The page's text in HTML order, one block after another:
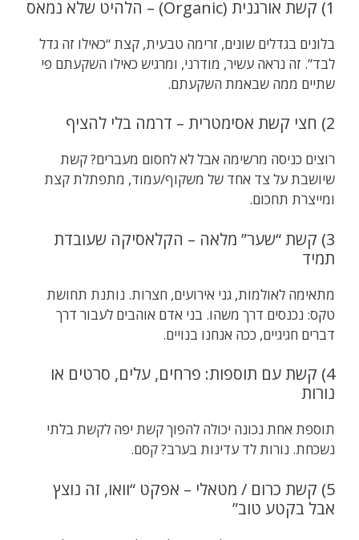
1) קשת אורגנית (Organic) – הלהיט שלא נמאס
בלונים בגדלים שונים, זרימה טבעית, קצת “כאילו זה גדל
לבד”. זה נראה עשיר, מודרני, ומרגיש כאילו השקעתם פי
שתיים ממה שבאמת השקעתם.
2) חצי קשת אסימטרית – דרמה בלי להציף
רוצים כניסה מרשימה אבל לא לחסום מעברים? קשת
שיושבת על צד אחד של משקוף/עמוד, מתפתלת קצת
ומייצרת תחכום.
3) קשת “שער” מלאה – הקלאסיקה שעובדת
תמיד
מתאימה לאולמות, גני אירועים, חצרות. נותנת תחושת
טקס: נכנסים דרך משהו. בני אדם אוהבים לעבור דרך
דברים חגיגיים, ככה אנחנו בנויים.
4) קשת עם תוספות: פרחים, עלים, סרטים או
נורות
תוספת אחת נכונה יכולה להפוך קשת יפה לקשת בלתי
נשכחת. נורות לד עדינות בערב? קסם.
5) קשת כרום / מטאלי – אפקט “וואו, זה נוצץ
אבל בקטע טוב”